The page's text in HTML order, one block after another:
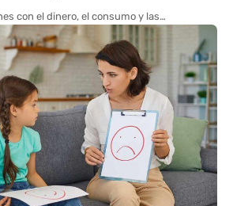
con el dinero, el consumo y las…